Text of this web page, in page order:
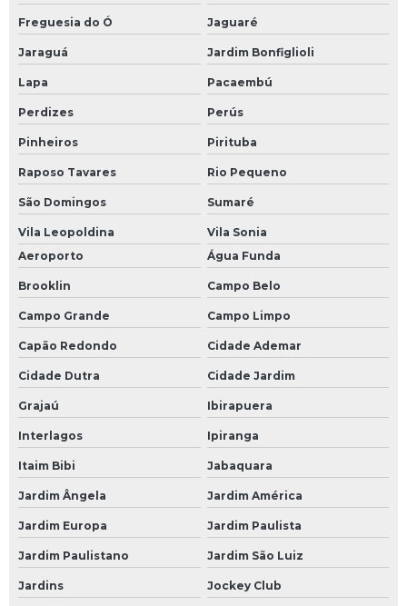
Freguesia do Ó Jaguaré
Jaraguá Jardim Bonfiglioli
Lapa Pacaembú
Perdizes Perús
Pinheiros Pirituba
Raposo Tavares Rio Pequeno
São Domingos Sumaré
Vila Leopoldina
Vila Sonia
Aeroporto
Água Funda
Brooklin Campo Belo
Campo Grande Campo Limpo
Capão Redondo Cidade Ademar
Cidade Dutra Cidade Jardim
Grajaú Ibirapuera
Interlagos Ipiranga
Itaim Bibi Jabaquara
Jardim Ângela Jardim América
Jardim Europa Jardim Paulista
Jardim Paulistano Jardim São Luiz
Jardins Jockey Club